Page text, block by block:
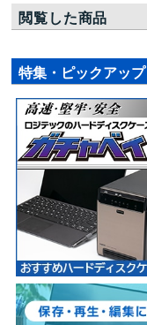
閲覧した商品
特集・ピックアップ